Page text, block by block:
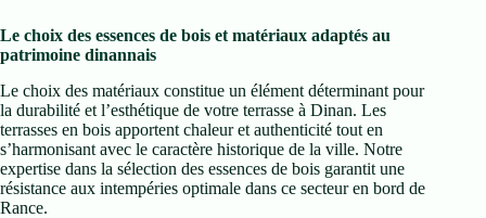
Le choix des essences de bois et matériaux adaptés au
patrimoine dinannais
Le choix des matériaux constitue un élément déterminant pour
la durabilité et l’esthétique de votre terrasse à Dinan. Les
terrasses en bois apportent chaleur et authenticité tout en
s’harmonisant avec le caractère historique de la ville. Notre
expertise dans la sélection des essences de bois garantit une
résistance aux intempéries optimale dans ce secteur en bord de
Rance.